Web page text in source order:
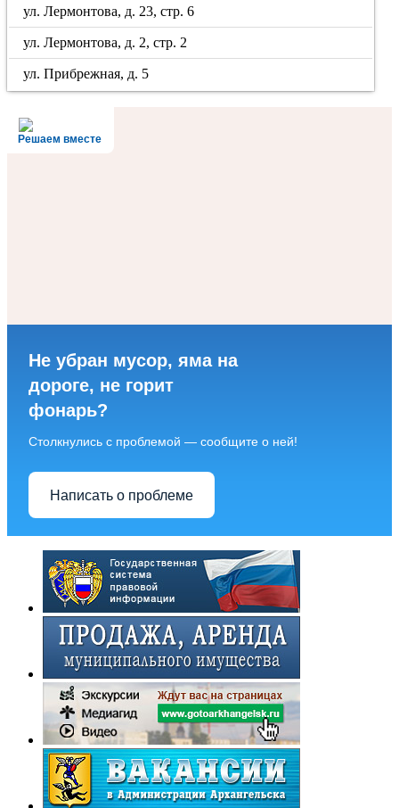
ул. Лермонтова, д. 23, стр. 6
ул. Лермонтова, д. 2, стр. 2
ул. Прибрежная, д. 5
Решаем вместе
Не убран мусор, яма на
дороге, не горит
фонарь?
Столкнулись с проблемой — сообщите о ней!
Написать о проблеме